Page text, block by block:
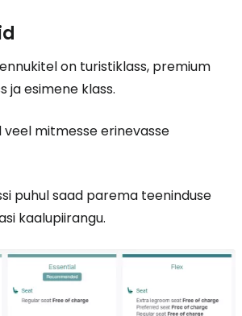
on turistiklass, premium
ja esimene klass.
veel mitmesse erinevasse
puhul saad parema teeninduse
kaalupiirangu.